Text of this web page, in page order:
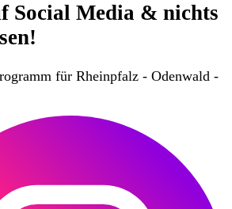
Social Media & nichts
für Rheinpfalz - Odenwald -